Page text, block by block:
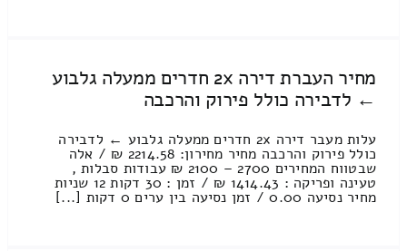
מחיר העברת דירה 2x חדרים ממעלה גלבוע
← לדבירה כולל פירוק והרכבה
עלות מעבר דירה 2x חדרים ממעלה גלבוע ← לדבירה
כולל פירוק והרכבה מחיר מחירון: 2214.58 ₪ / אלה
שבטווח המחירים 2700 – 2100 ₪ עבודות סבלות ,
טעינה ופריקה : 1414.43 ₪ / זמן : 30 דקות 12 שניות
מחיר נסיעה 0.00 / זמן נסיעה בין ערים 0 דקות [...]